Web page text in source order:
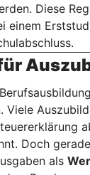
Diese
einem
Viele
Doch
als